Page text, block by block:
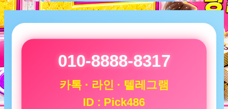
010-8888-8317
카톡 · 라인 · 텔레그램
ID : Pick486